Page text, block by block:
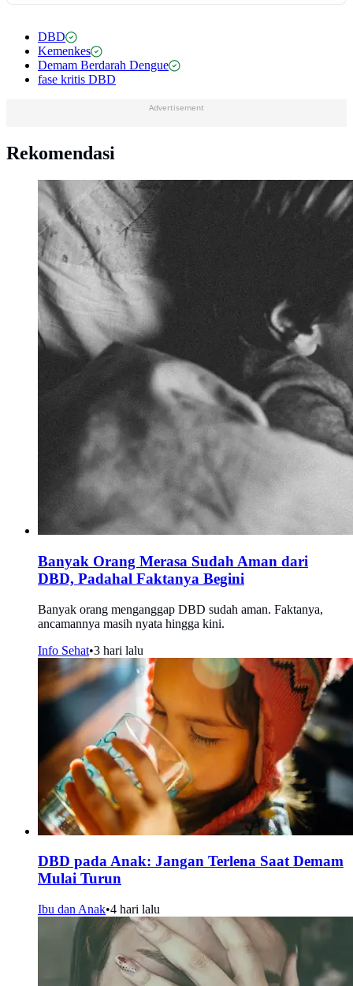
DBD
Kemenkes
Demam Berdarah Dengue
fase kritis DBD
Advertisement
Rekomendasi
Banyak Orang Merasa Sudah Aman dari
DBD, Padahal Faktanya Begini
Banyak orang menganggap DBD sudah aman. Faktanya,
ancamannya masih nyata hingga kini.
Info Sehat•3 hari lalu
DBD pada Anak: Jangan Terlena Saat Demam
Mulai Turun
Ibu dan Anak•4 hari lalu